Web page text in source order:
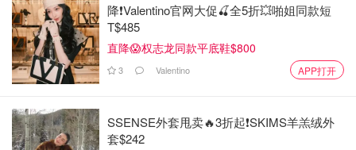
《死神来了2》（Final Destination 2） (2003)
《死神来了3》（Final Destination 3） (2006)
《沙卡国王》（Shaka Inkosi YamaKhosi） (2021)
降❗Valentino官网大促🍒全5折💥啪姐同款短
T$485
直降😱权志龙同款平底鞋$800
3 Valentino APP打开
SSENSE外套甩卖🔥3折起❗SKIMS羊羔绒外
套$242